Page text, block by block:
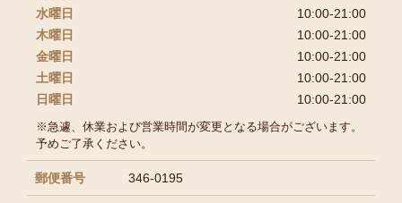
水曜日
10:00-21:00
木曜日
10:00-21:00
金曜日
10:00-21:00
土曜日
10:00-21:00
日曜日
10:00-21:00
※急遽、休業および営業時間が変更となる場合がございます。
予めご了承ください。
郵便番号 346-0195